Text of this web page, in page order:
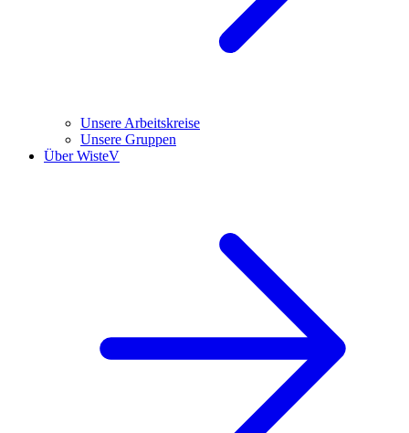
Unsere Arbeitskreise
Unsere Gruppen
Über WisteV